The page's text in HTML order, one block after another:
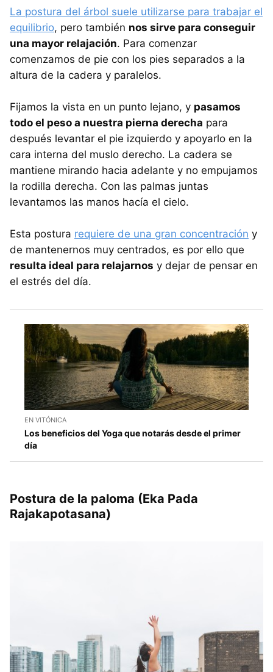
La postura del árbol suele utilizarse para trabajar el
equilibrio, pero también nos sirve para conseguir
una mayor relajación. Para comenzar
comenzamos de pie con los pies separados a la
altura de la cadera y paralelos.
Fijamos la vista en un punto lejano, y pasamos
todo el peso a nuestra pierna derecha para
después levantar el pie izquierdo y apoyarlo en la
cara interna del muslo derecho. La cadera se
mantiene mirando hacia adelante y no empujamos
la rodilla derecha. Con las palmas juntas
levantamos las manos hacía el cielo.
Esta postura requiere de una gran concentración y
de mantenernos muy centrados, es por ello que
resulta ideal para relajarnos y dejar de pensar en
el estrés del día.
EN VITÓNICA
Los beneficios del Yoga que notarás desde el primer
día
Postura de la paloma (Eka Pada
Rajakapotasana)